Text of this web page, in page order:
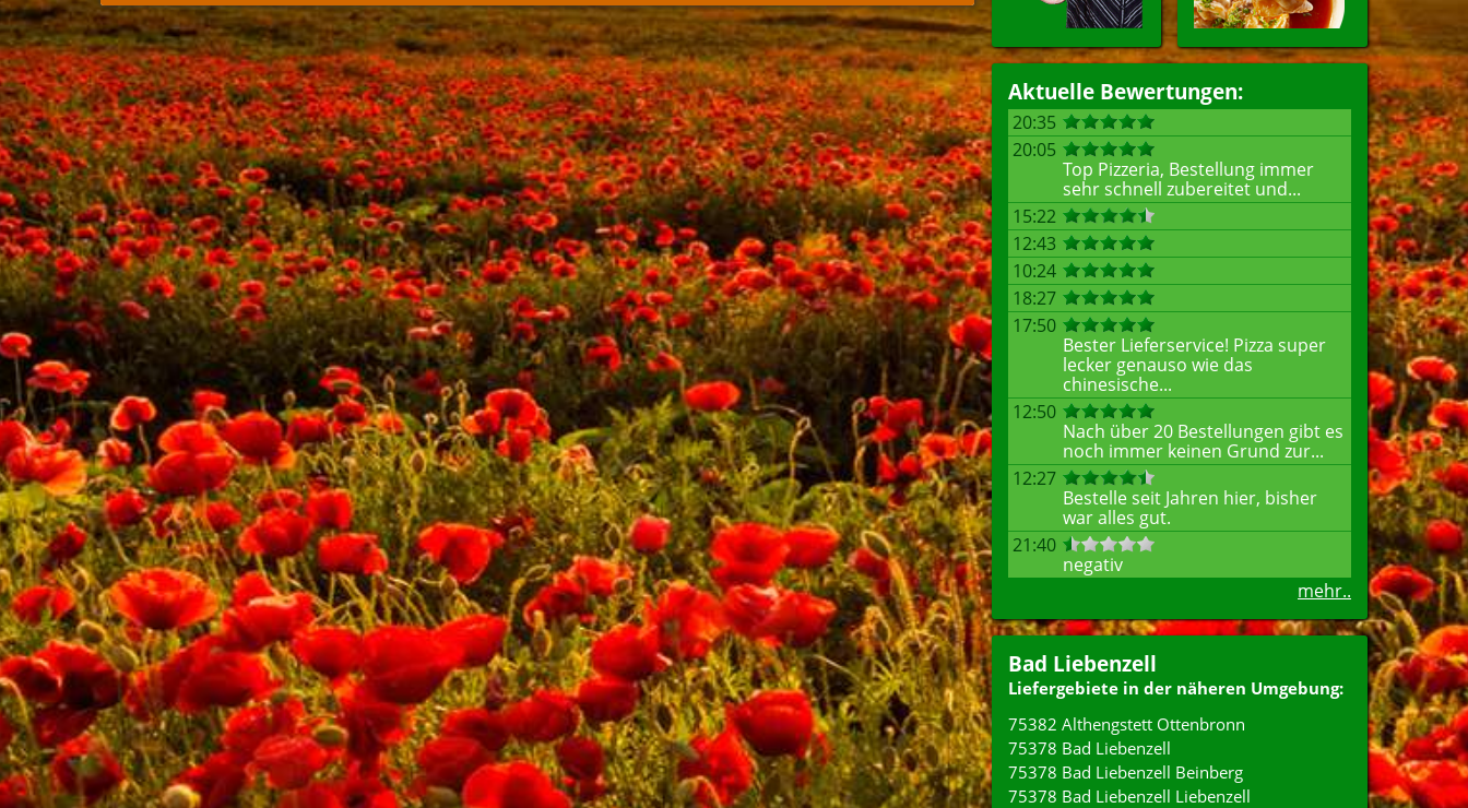
Aktuelle Bewertungen:
20:35
20:05
Top Pizzeria, Bestellung immer
sehr schnell zubereitet und...
15:22
12:43
10:24
18:27
17:50
Bester Lieferservice! Pizza super
lecker genauso wie das
chinesische...
12:50
Nach über 20 Bestellungen gibt es
noch immer keinen Grund zur...
12:27
Bestelle seit Jahren hier, bisher
war alles gut.
21:40
negativ
mehr..
Bad Liebenzell
Liefergebiete in der näheren Umgebung:
75382 Althengstett Ottenbronn
75378 Bad Liebenzell
75378 Bad Liebenzell Beinberg
75378 Bad Liebenzell Liebenzell